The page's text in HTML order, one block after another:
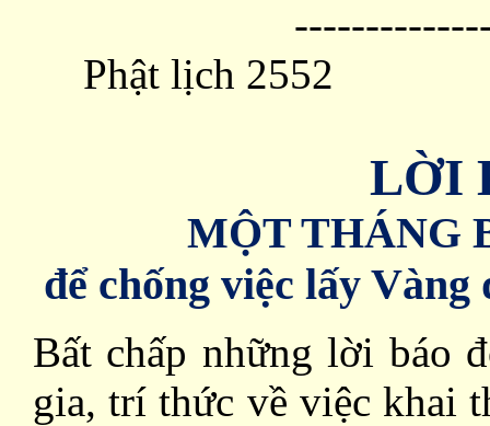
Phật
LỜI
MỘT THÁNG
để chống việc lấy
Bất chấp những lời báo
gia, trí thức về việc khai